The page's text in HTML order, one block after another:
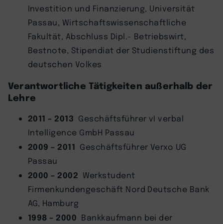
Investition und Finanzierung, Universität
Passau, Wirtschaftswissenschaftliche
Fakultät, Abschluss Dipl.- Betriebswirt,
Bestnote, Stipendiat der Studienstiftung des
deutschen Volkes
Verantwortliche Tätigkeiten außerhalb der
Lehre
2011 – 2013 Geschäftsführer vI verbal
Intelligence GmbH Passau
2009 – 2011 Geschäftsführer Verxo UG
Passau
2000 – 2002 Werkstudent
Firmenkundengeschäft Nord Deutsche Bank
AG, Hamburg
1998 – 2000 Bankkaufmann bei der